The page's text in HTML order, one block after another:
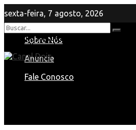
sexta-feira, 7 agosto, 2026
Sobre Nós
Anuncie
Fale Conosco
Nenhum Resultado
View All Result